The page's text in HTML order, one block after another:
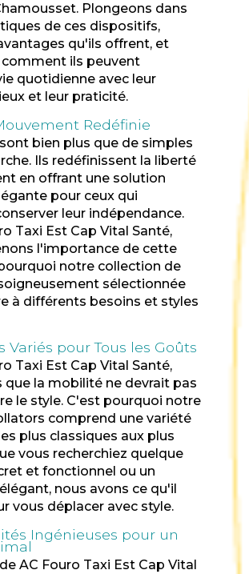
Plongeons dans
de ces dispositifs,
qu'ils offrent, et
ils peuvent
quotidienne avec leur
et leur praticité.
Redéfinie
bien plus que de simples
Ils redéfinissent la liberté
en offrant une solution
pour ceux qui
leur indépendance.
Taxi Est Cap Vital Santé,
l'importance de cette
notre collection de
sélectionnée
à différents besoins et styles
Variés pour Tous les Goûts
Taxi Est Cap Vital Santé,
que la mobilité ne devrait pas
le style. C'est pourquoi notre
comprend une variété
plus classiques aux plus
vous recherchiez quelque
et fonctionnel ou un
nous avons ce qu'il
vous déplacer avec style.
Ingénieuses pour un
AC Fouro Taxi Est Cap Vital